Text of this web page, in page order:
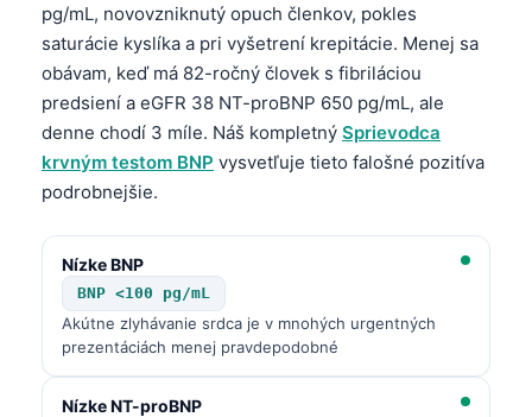
pg/mL, novovzniknutý opuch členkov, pokles
saturácie kyslíka a pri vyšetrení krepitácie. Menej sa
obávam, keď má 82-ročný človek s fibriláciou
predsiení a eGFR 38 NT-proBNP 650 pg/mL, ale
denne chodí 3 míle. Náš kompletný Sprievodca
krvným testom BNP vysvetľuje tieto falošné pozitíva
podrobnejšie.
Nízke BNP
BNP <100 pg/mL
Akútne zlyhávanie srdca je v mnohých urgentných
prezentáciách menej pravdepodobné
Nízke NT-proBNP